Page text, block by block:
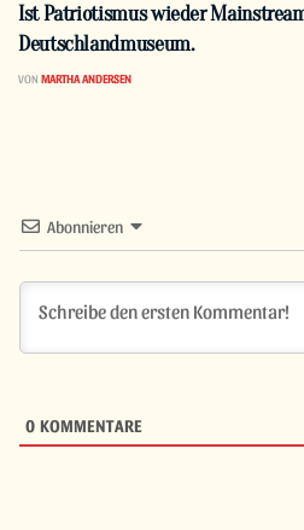
Ist Patriotismus wieder
Deutschlandmuseum.
VON MARTHA ANDERSEN
Abonnieren
0 KOMMENTARE